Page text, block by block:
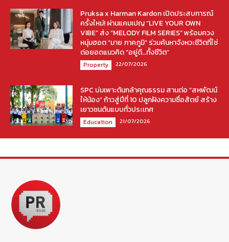
Pruksa x Harman Kardon เปิดประสบการณ์
ครั้งใหม่! ผ่านแคมเปญ “LIVE YOUR OWN
VIBE” ส่ง “MELODY FILM SERIES” พร้อมควง
หนุ่มฮอต “มาย ภาคภูมิ” ร่วมค้นหาจังหวะชีวิตที่ใช่
ต่อยอดแนวคิด “อยู่ดี…ทั้งชีวิต”
Property 22/07/2026
SPC บ่มเพาะต้นกล้าคุณธรรม สานต่อ “สหพัฒน์
ให้น้อง” ก้าวสู่ปีที่ 10 ปลูกฝังความซื่อสัตย์ สร้าง
เยาวชนต้นแบบทั่วประเทศ
Education 21/07/2026